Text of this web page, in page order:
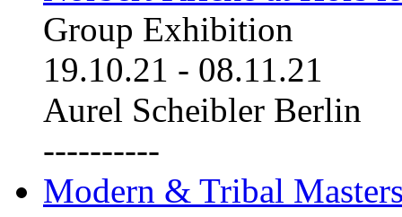
Group Exhibition
19.10.21 - 08.11.21
Aurel Scheibler Berlin
----------
Modern & Tribal